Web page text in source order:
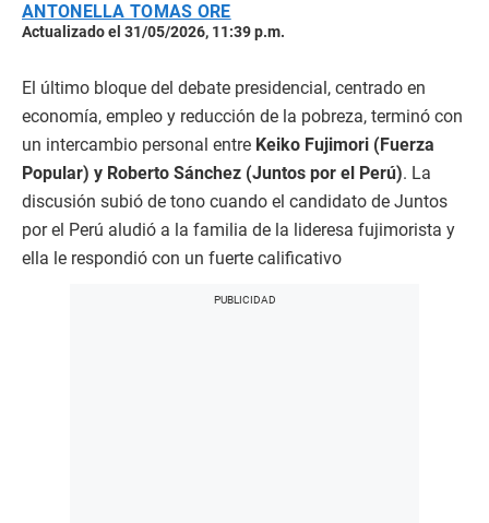
ANTONELLA TOMAS ORE
Actualizado el 31/05/2026, 11:39 p.m.
El último bloque del debate presidencial, centrado en
economía, empleo y reducción de la pobreza, terminó con
un intercambio personal entre Keiko Fujimori (Fuerza
Popular) y Roberto Sánchez (Juntos por el Perú). La
discusión subió de tono cuando el candidato de Juntos
por el Perú aludió a la familia de la lideresa fujimorista y
ella le respondió con un fuerte calificativo